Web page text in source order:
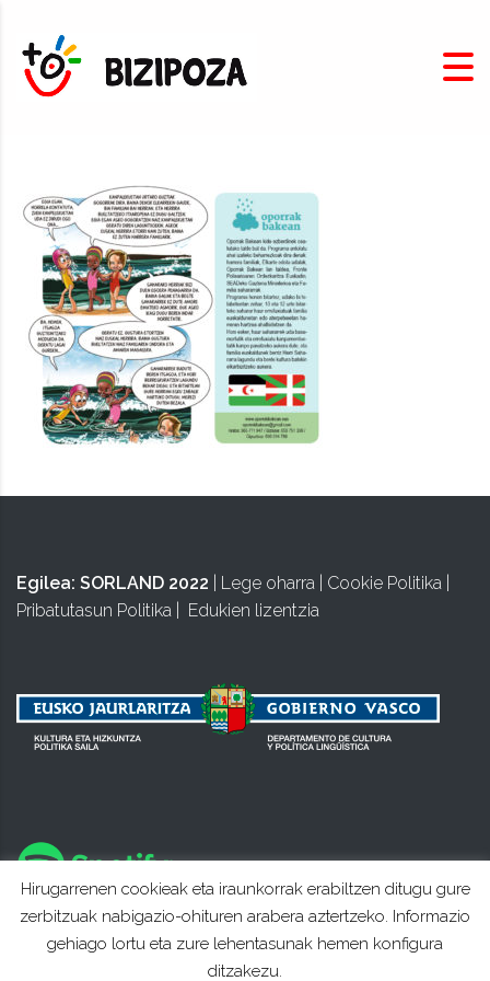
Egilea: SORLAND 2022 Lege oharra Cookie Politika
Pribatutasun Politika
Edukien lizentzia
Hirugarrenen cookieak eta iraunkorrak erabiltzen ditugu gure
zerbitzuak nabigazio-ohituren arabera aztertzeko. Informazio
gehiago lortu eta zure lehentasunak hemen konfigura
ditzakezu.